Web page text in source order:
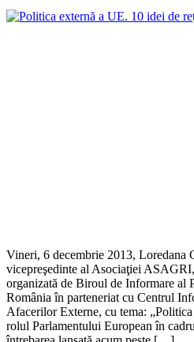
Vineri, 6 decembrie 2013, Loredana
vicepreşedinte al Asociaţiei
organizată de Biroul de Informare al
România în parteneriat cu Centrul
Afacerilor Externe, cu tema:
rolul Parlamentului European în